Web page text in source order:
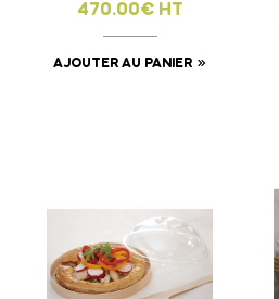
470.00€ HT
AJOUTER AU PANIER